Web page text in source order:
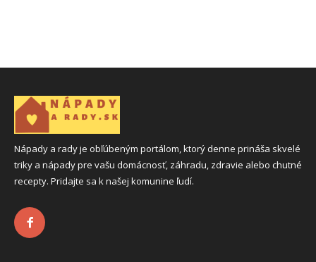
Nápady a rady je obľúbeným portálom, ktorý denne prináša skvelé
triky a nápady pre vašu domácnosť, záhradu, zdravie alebo chutné
recepty. Pridajte sa k našej komunine ľudí.